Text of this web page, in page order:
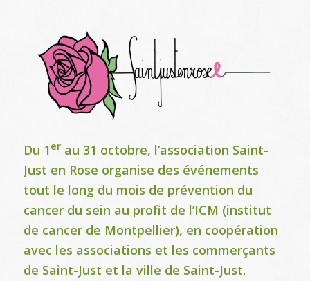
Du 1erau 31 octobre, l’association Saint-
Just en Rose organise des événements
tout le long du mois de prévention du
cancer du sein au profit de l’ICM (institut
de cancer de Montpellier), en coopération
avec les associations et les commerçants
de Saint-Just et la ville de Saint-Just.